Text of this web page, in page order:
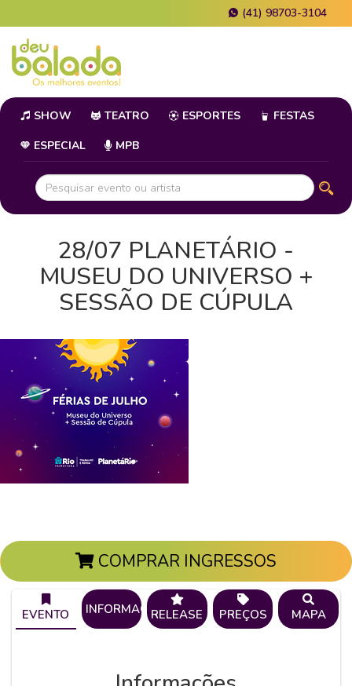
(41) 98703-3104
SHOW TEATRO ESPORTES FESTAS
ESPECIAL MPB
28/07 PLANETÁRIO -
MUSEU DO UNIVERSO +
SESSÃO DE CÚPULA
COMPRAR INGRESSOS
EVENTO INFORMAÇÕESRELEASE PREÇOS MAPA